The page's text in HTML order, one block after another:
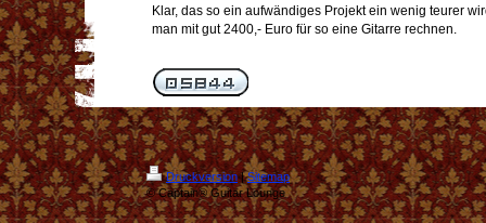
Klar, das so ein aufwändiges Projekt ein wenig teurer
man mit gut 2400,- Euro für so eine Gitarre rechnen.
Druckversion | Sitemap
© Captain® Guitar Lounge